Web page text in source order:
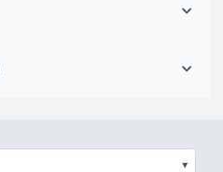
▾